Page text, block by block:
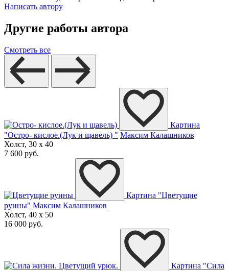
Написать автору
Другие работы автора
Смотреть все
Картина
"Остро- кислое.(Лук и щавель) " Максим Калашников
Холст, 30 x 40
7 600 руб.
Картина "Цветущие
руины" Максим Калашников
Холст, 40 x 50
16 000 руб.
Картина "Сила